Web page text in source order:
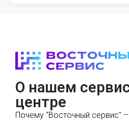
О нашем
центре
Почему "Восточный сервис"